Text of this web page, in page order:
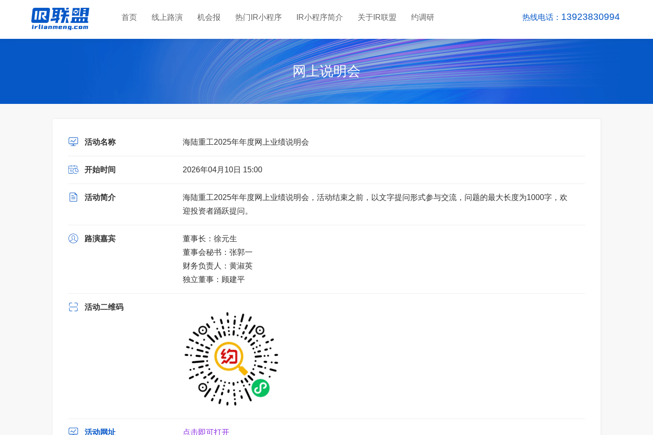
首页 线上路演 机会报 热门IR小程序 IR小程序简介 关于IR联盟 约调研 热线电话： 13923830994
网上说明会
活动名称 海陆重工2025年年度网上业绩说明会
开始时间 2026年04月10日 15:00
活动简介
海陆重工2025年年度网上业绩说明会，活动结束之前，以文字提问形式参与交流，问题的最大长度为1000字，欢
迎投资者踊跃提问。
路演嘉宾
董事长：徐元生
董事会秘书：张郭一
财务负责人：黄淑英
独立董事：顾建平
活动二维码
活动网址 点击即可打开